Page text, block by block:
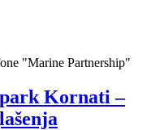
"Marine Partnership"
Kornati –